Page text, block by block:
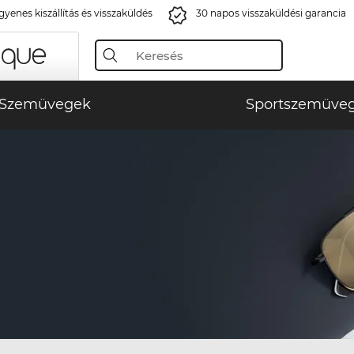
kiszállítás és visszaküldés 30 napos visszaküldési garancia
Szemüvegek